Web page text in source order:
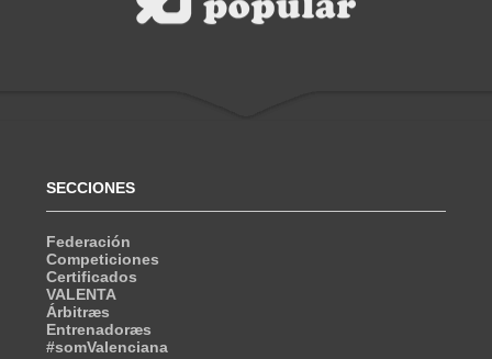
SECCIONES
Federación
Competiciones
Certificados
VALENTA
Árbitræs
Entrenadoræs
#somValenciana